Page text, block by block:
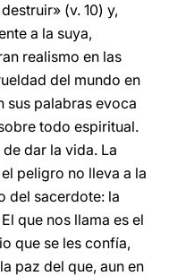
(v. 10) y,
a la suya,
realismo en las
del mundo en
sus palabras evoca
todo espiritual.
dar la vida. La
peligro no lleva a la
del sacerdote: la
que nos llama es el
que se les confía,
paz del que, aun en